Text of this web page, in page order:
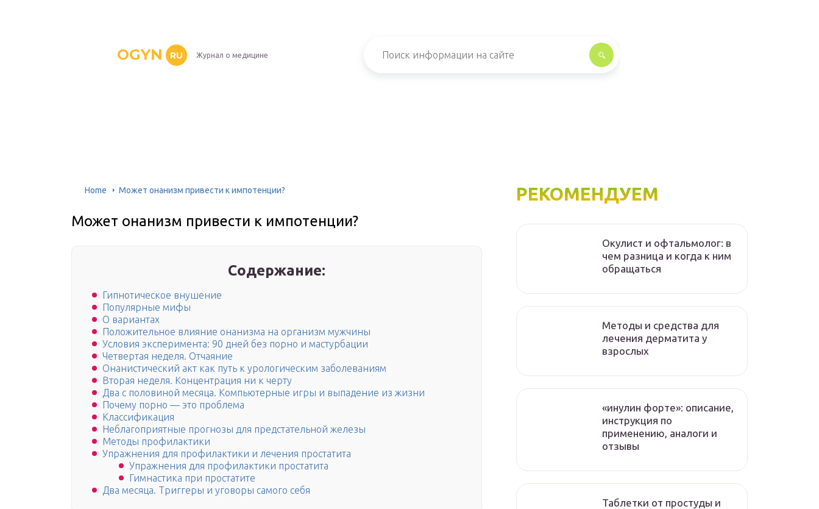
OGYN RU Журнал о медицине
Home Может онанизм привести к импотенции?
Может онанизм привести к импотенции?
Содержание:
Гипнотическое внушение
Популярные мифы
О вариантах
Положительное влияние онанизма на организм мужчины
Условия эксперимента: 90 дней без порно и мастурбации
Четвертая неделя. Отчаяние
Онанистический акт как путь к урологическим заболеваниям
Вторая неделя. Концентрация ни к черту
Два с половиной месяца. Компьютерные игры и выпадение из жизни
Почему порно — это проблема
Классификация
Неблагоприятные прогнозы для предстательной железы
Методы профилактики
Упражнения для профилактики и лечения простатита
Упражнения для профилактики простатита
Гимнастика при простатите
Два месяца. Триггеры и уговоры самого себя
РЕКОМЕНДУЕМ
Окулист и офтальмолог: в
чем разница и когда к ним
обращаться
Методы и средства для
лечения дерматита у
взрослых
«инулин форте»: описание,
инструкция по
применению, аналоги и
отзывы
Таблетки от простуды и